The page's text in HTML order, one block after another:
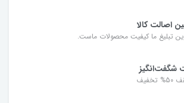
اصالت کالا
تبلیغ ما کیفیت محصولات ماست.
شگفت‌انگیز